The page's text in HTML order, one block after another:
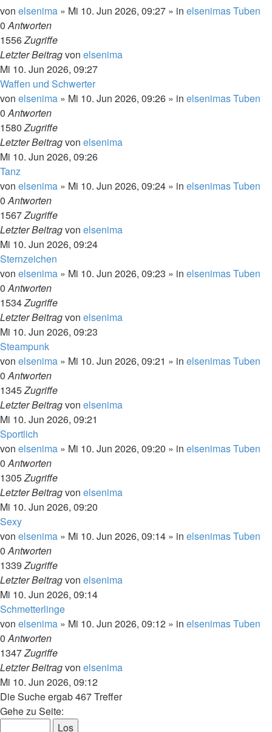
von elsenima » Mi 10. Jun 2026, 09:27 » in elsenimas Tuben
0Antworten
1556Zugriffe
Letzter Beitragvon elsenima
Mi 10. Jun 2026, 09:27
Waffen und Schwerter
von elsenima » Mi 10. Jun 2026, 09:26 » in elsenimas Tuben
0Antworten
1580Zugriffe
Letzter Beitragvon elsenima
Mi 10. Jun 2026, 09:26
Tanz
von elsenima » Mi 10. Jun 2026, 09:24 » in elsenimas Tuben
0Antworten
1567Zugriffe
Letzter Beitragvon elsenima
Mi 10. Jun 2026, 09:24
Sternzeichen
von elsenima » Mi 10. Jun 2026, 09:23 » in elsenimas Tuben
0Antworten
1534Zugriffe
Letzter Beitragvon elsenima
Mi 10. Jun 2026, 09:23
Steampunk
von elsenima » Mi 10. Jun 2026, 09:21 » in elsenimas Tuben
0Antworten
1345Zugriffe
Letzter Beitragvon elsenima
Mi 10. Jun 2026, 09:21
Sportlich
von elsenima » Mi 10. Jun 2026, 09:20 » in elsenimas Tuben
0Antworten
1305Zugriffe
Letzter Beitragvon elsenima
Mi 10. Jun 2026, 09:20
Sexy
von elsenima » Mi 10. Jun 2026, 09:14 » in elsenimas Tuben
0Antworten
1339Zugriffe
Letzter Beitragvon elsenima
Mi 10. Jun 2026, 09:14
Schmetterlinge
von elsenima » Mi 10. Jun 2026, 09:12 » in elsenimas Tuben
0Antworten
1347Zugriffe
Letzter Beitragvon elsenima
Mi 10. Jun 2026, 09:12
Die Suche ergab 467 Treffer
Seite
Gehe zu Seite: